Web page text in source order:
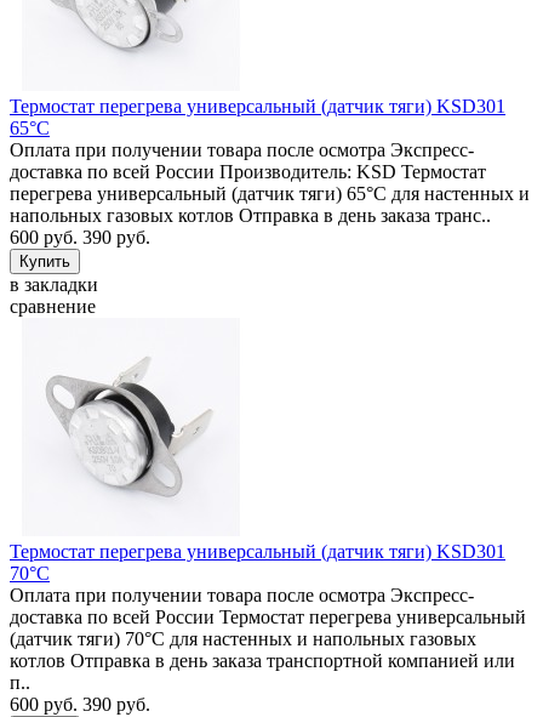
Термостат перегрева универсальный (датчик тяги) KSD301
65°C
Оплата при получении товара после осмотра Экспресс-
доставка по всей России Производитель: KSD Термостат
перегрева универсальный (датчик тяги) 65°C для настенных и
напольных газовых котлов Отправка в день заказа транс..
600 руб. 390 руб.
в закладки
сравнение
Термостат перегрева универсальный (датчик тяги) KSD301
70°C
Оплата при получении товара после осмотра Экспресс-
доставка по всей России Термостат перегрева универсальный
(датчик тяги) 70°C для настенных и напольных газовых
котлов Отправка в день заказа транспортной компанией или
п..
600 руб. 390 руб.